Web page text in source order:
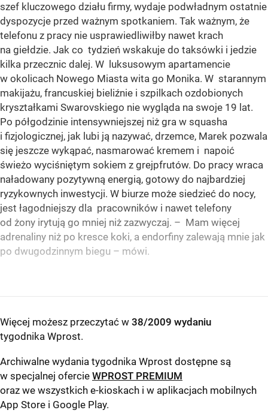
szef kluczowego działu firmy, wydaje podwładnym ostatnie
dyspozycje przed ważnym spotkaniem. Tak ważnym, że
telefonu z pracy nie usprawiedliwiłby nawet krach
na giełdzie. Jak co tydzień wskakuje do taksówki i jedzie
kilka przecznic dalej. W luksusowym apartamencie
w okolicach Nowego Miasta wita go Monika. W starannym
makijażu, francuskiej bieliźnie i szpilkach ozdobionych
kryształkami Swarovskiego nie wygląda na swoje 19 lat.
Po półgodzinie intensywniejszej niż gra w squasha
i fizjologicznej, jak lubi ją nazywać, drzemce, Marek pozwala
się jeszcze wykąpać, nasmarować kremem i napoić
świeżo wyciśniętym sokiem z grejpfrutów. Do pracy wraca
naładowany pozytywną energią, gotowy do najbardziej
ryzykownych inwestycji. W biurze może siedzieć do nocy,
jest łagodniejszy dla pracowników i nawet telefony
od żony irytują go mniej niż zazwyczaj. – Mam więcej
adrenaliny niż po kresce koki, a endorfiny zalewają mnie jak
po dwugodzinnym biegu – mówi.
Więcej możesz przeczytać w 38/2009 wydaniu
tygodnika Wprost.
Archiwalne wydania tygodnika Wprost dostępne są
w specjalnej ofercie WPROST PREMIUM
oraz we wszystkich e-kioskach i w aplikacjach mobilnych
App Store i Google Play.